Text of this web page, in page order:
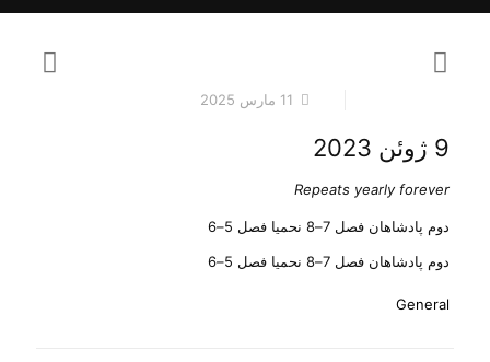
11 مارس 2025
9 ژوئن 2023
Repeats yearly forever
دوم پادشاهان فصل 7–8 نحمیا فصل 5–6
دوم پادشاهان فصل 7–8 نحمیا فصل 5–6
General